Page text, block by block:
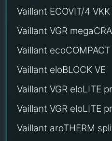
Vaillant ECOVIT/4
Vaillant VGR
Vaillant ecoCOMPACT
Vaillant eloBLOCK VE
Vaillant VGR eloLITE
Vaillant VGR eloLITE
Vaillant aroTHERM